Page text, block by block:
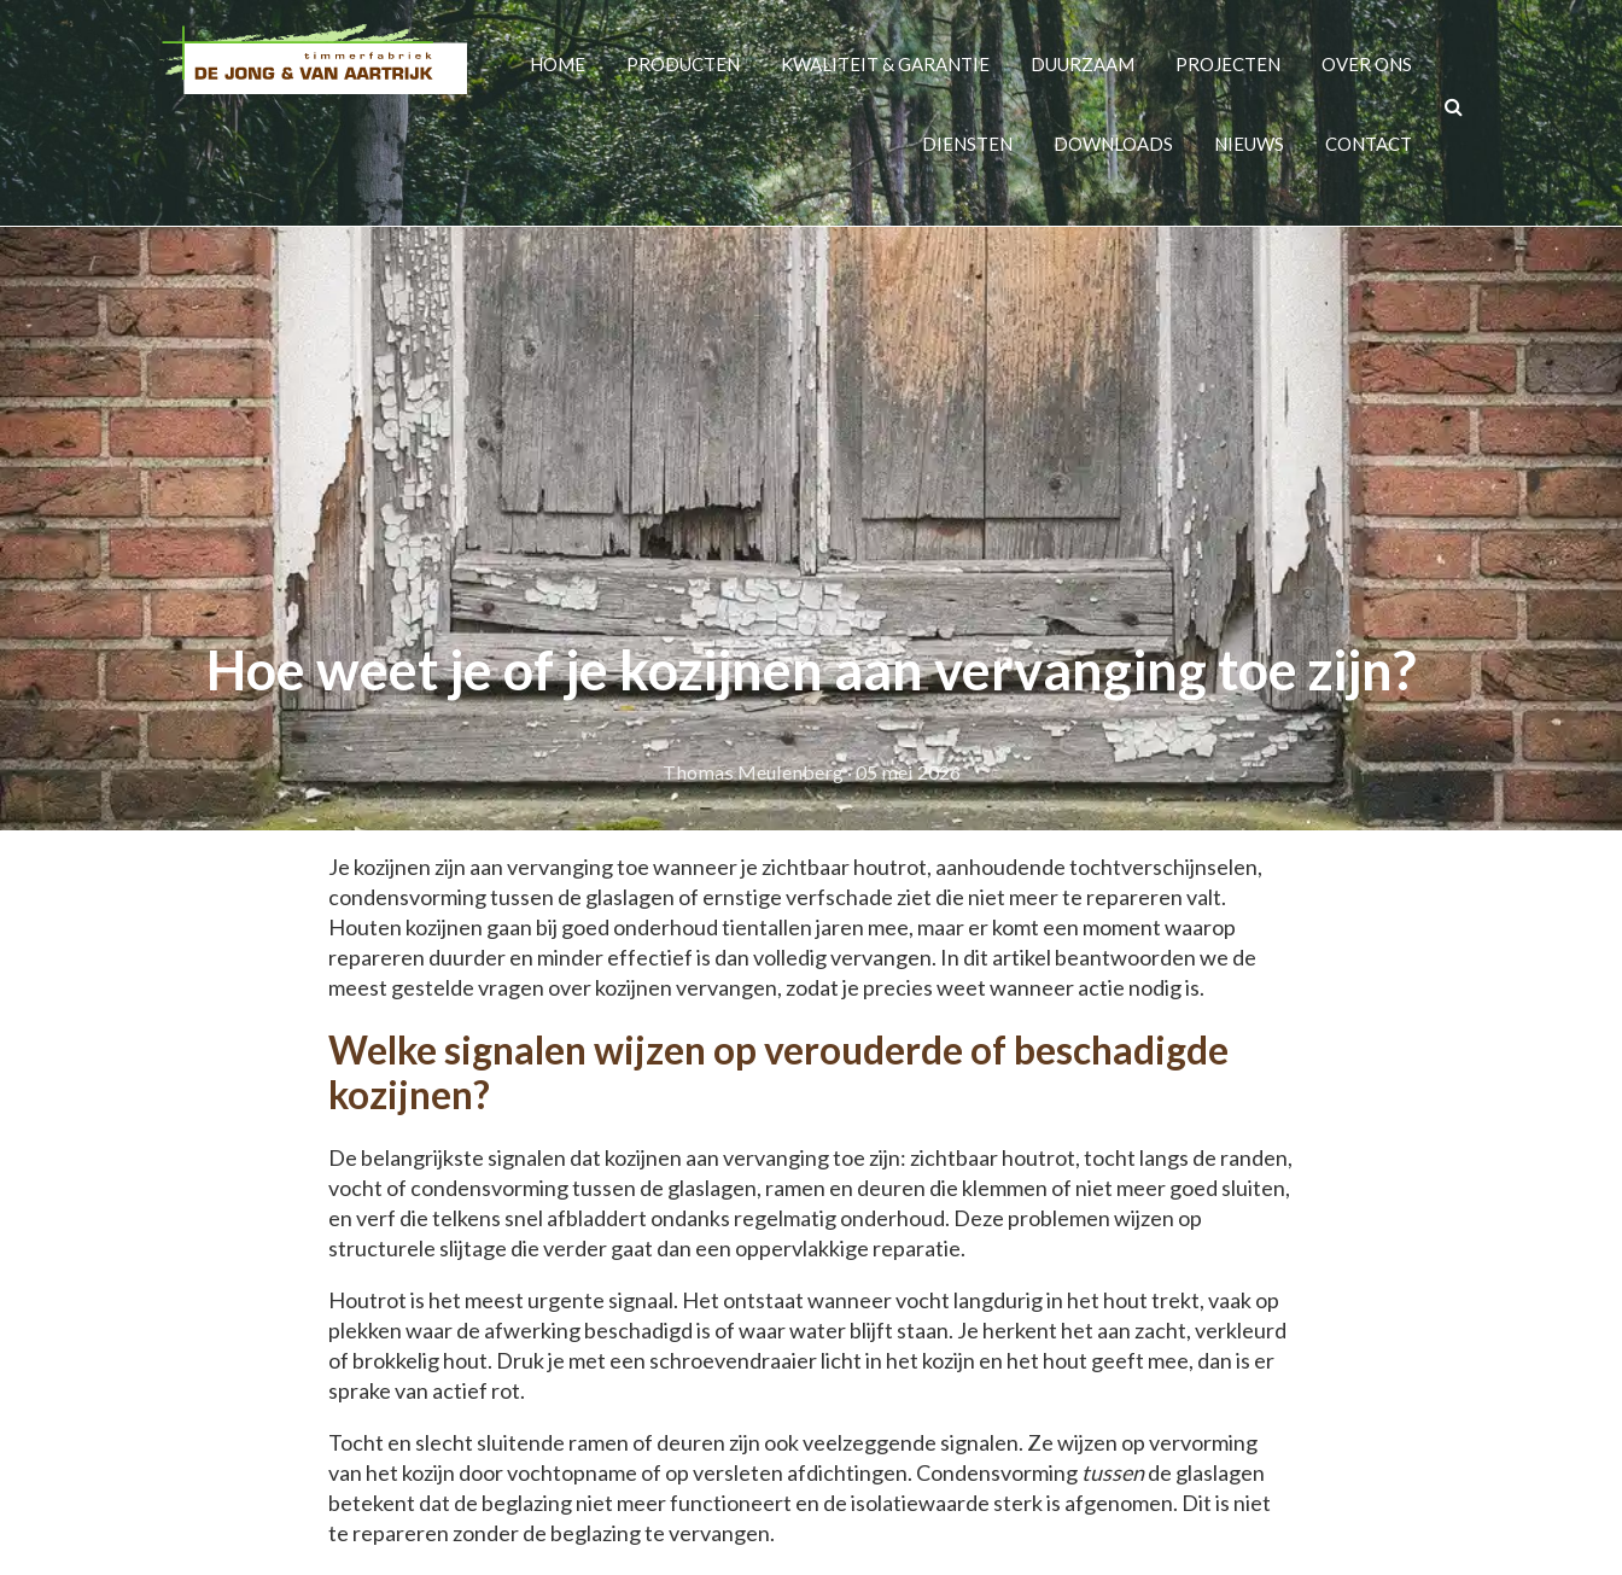
HOME PRODUCTEN KWALITEIT & GARANTIE DUURZAAM PROJECTEN OVER ONS
DIENSTEN DOWNLOADS NIEUWS CONTACT
Hoe weet je of je kozijnen aan vervanging toe zijn?
Thomas Meulenberg·05 mei 2026
Je kozijnen zijn aan vervanging toe wanneer je zichtbaar houtrot, aanhoudende tochtverschijnselen,
condensvorming tussen de glaslagen of ernstige verfschade ziet die niet meer te repareren valt.
Houten kozijnen gaan bij goed onderhoud tientallen jaren mee, maar er komt een moment waarop
repareren duurder en minder effectief is dan volledig vervangen. In dit artikel beantwoorden we de
meest gestelde vragen over kozijnen vervangen, zodat je precies weet wanneer actie nodig is.
Welke signalen wijzen op verouderde of beschadigde
kozijnen?
De belangrijkste signalen dat kozijnen aan vervanging toe zijn: zichtbaar houtrot, tocht langs de randen,
vocht of condensvorming tussen de glaslagen, ramen en deuren die klemmen of niet meer goed sluiten,
en verf die telkens snel afbladdert ondanks regelmatig onderhoud. Deze problemen wijzen op
structurele slijtage die verder gaat dan een oppervlakkige reparatie.
Houtrot is het meest urgente signaal. Het ontstaat wanneer vocht langdurig in het hout trekt, vaak op
plekken waar de afwerking beschadigd is of waar water blijft staan. Je herkent het aan zacht, verkleurd
of brokkelig hout. Druk je met een schroevendraaier licht in het kozijn en het hout geeft mee, dan is er
sprake van actief rot.
Tocht en slecht sluitende ramen of deuren zijn ook veelzeggende signalen. Ze wijzen op vervorming
van het kozijn door vochtopname of op versleten afdichtingen. Condensvorming tussende glaslagen
betekent dat de beglazing niet meer functioneert en de isolatiewaarde sterk is afgenomen. Dit is niet
te repareren zonder de beglazing te vervangen.